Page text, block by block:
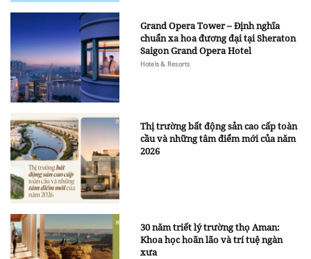
Grand Opera Tower – Định nghĩa
chuẩn xa hoa đương đại tại Sheraton
Saigon Grand Opera Hotel
Hotels & Resorts
Thị trường bất động sản cao cấp toàn
cầu và những tâm điểm mới của năm
2026
30 năm triết lý trường thọ Aman:
Khoa học hoãn lão và trí tuệ ngàn
xưa